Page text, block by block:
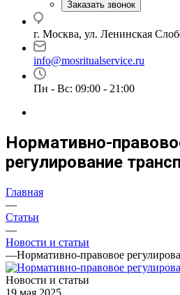
Заказать звонок
г. Москва, ул. Ленинская
info@mosritualservice.ru
Пн - Вс: 09:00 - 21:00
Нормативно-
регулирование
Главная
—
Статьи
—
Новости и статьи
—Нормативно-правовое
Новости и статьи